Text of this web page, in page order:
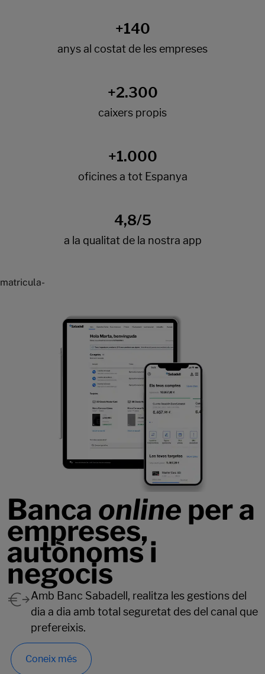
matricula-
Banca online per a
empreses,
autònoms i
negocis
Amb Banc Sabadell, realitza les gestions del
dia a dia amb total seguretat des del canal que
prefereixis.
Coneix més